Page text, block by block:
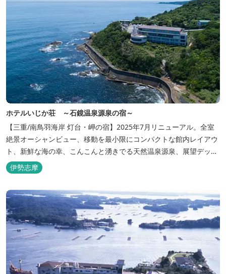
ホテルいじか荘 ～石鏡温泉源泉の宿～
【三重/南鳥羽海岸 灯台・岬の宿】2025年7月リニューアル。全室
絶景オーシャンビュー、移動を最小限にコンパクトな館内レイアウ
ト、新鮮な海の幸、こんこんと湧きでる天然温泉源泉、展望デッ
キ〜いじか灯台テラス〜からの眺望が自慢のリトリートホテル。
伊勢志摩